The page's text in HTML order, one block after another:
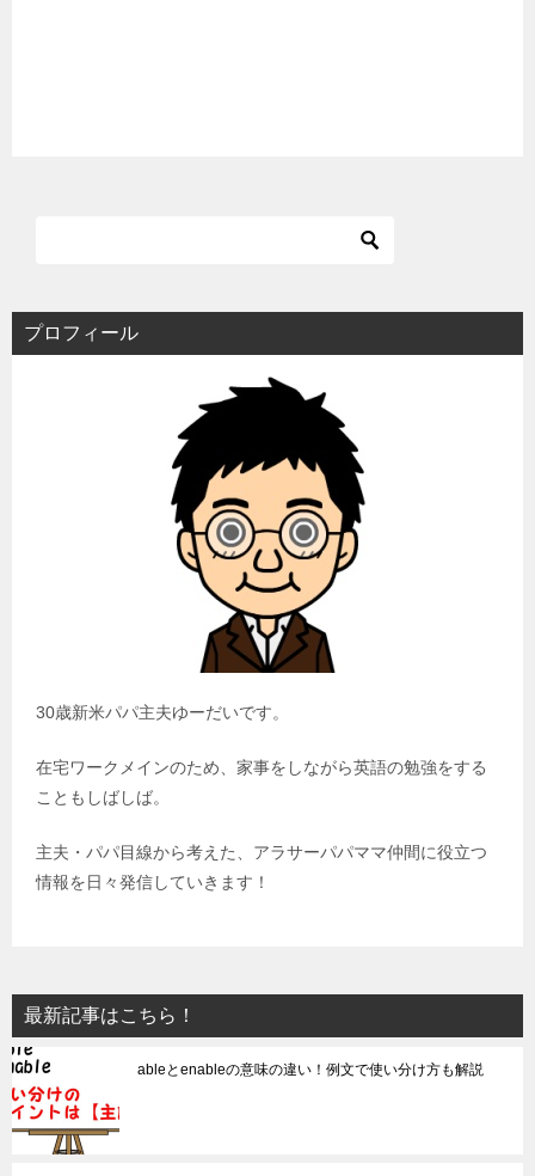
プロフィール
30歳新米パパ主夫ゆーだいです。
在宅ワークメインのため、家事をしながら英語の勉強をする
こともしばしば。
主夫・パパ目線から考えた、アラサーパパママ仲間に役立つ
情報を日々発信していきます！
最新記事はこちら！
ableとenableの意味の違い！例文で使い分け方も解説